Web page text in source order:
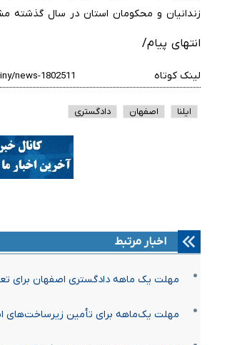
زندانیان و محکومان استان در سال گذشته
انتهای پیام/
لینک کوتاه
ایلنا اصفهان دادگستری
اخبار مرتبط
مهلت یک‌ ماهه دادگستری اصفهان برای
مهلت یک‌ماهه برای تأمین زیرساخت‌های